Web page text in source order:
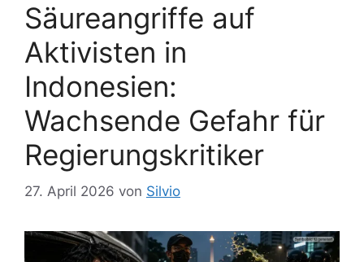
Säureangriffe auf
Aktivisten in
Indonesien:
Wachsende Gefahr für
Regierungskritiker
27. April 2026 von Silvio